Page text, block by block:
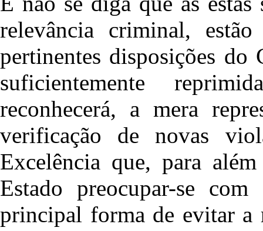
relevância criminal, estão
pertinentes disposições do
suficientemente
reconhecerá, a mera
verificação de novas
Excelência que, para
Estado preocupar-se
principal forma de evitar a